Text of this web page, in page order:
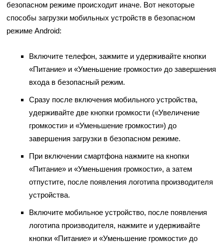
безопасном режиме происходит иначе. Вот некоторые
способы загрузки мобильных устройств в безопасном
режиме Android:
Включите телефон, зажмите и удерживайте кнопки
«Питание» и «Уменьшение громкости» до завершения
входа в безопасный режим.
Сразу после включения мобильного устройства,
удерживайте две кнопки громкости («Увеличение
громкости» и «Уменьшение громкости») до
завершения загрузки в безопасном режиме.
При включении смартфона нажмите на кнопки
«Питание» и «Уменьшения громкости», а затем
отпустите, после появления логотипа производителя
устройства.
Включите мобильное устройство, после появления
логотипа производителя, нажмите и удерживайте
кнопки «Питание» и «Уменьшение громкости» до